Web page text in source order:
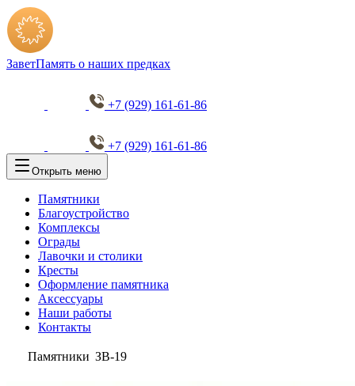
ЗаветПамять о наших предках
+7 (929) 161-61-86
+7 (929) 161-61-86
Открыть меню
Памятники
Благоустройство
Комплексы
Ограды
Лавочки и столики
Кресты
Оформление памятника
Аксессуары
Наши работы
Контакты
Памятники ЗВ-19